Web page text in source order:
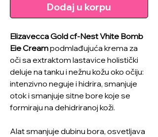
Dodaj u korpu
Elizavecca Gold cf-Nest Vhite Bomb
Eie Creampodmlađujuća krema za
oči sa extraktom lastavice holistički
deluje na tanku i nežnu kožu oko očiju:
intenzivno neguje i hidrira, smanjuje
otok i smanjuje sitne bore koje se
formiraju na dehidriranoj koži.
Alat smanjuje dubinu bora, osvetljava